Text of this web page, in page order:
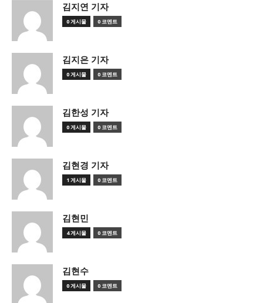
김지연 기자
0 게시물 0 코멘트
김지은 기자
0 게시물 0 코멘트
김한성 기자
0 게시물 0 코멘트
김현경 기자
1 게시물 0 코멘트
김현민
4 게시물 0 코멘트
김현수
0 게시물 0 코멘트